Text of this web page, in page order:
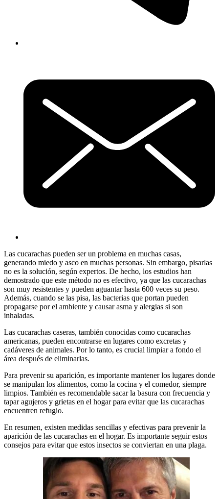
Las cucarachas pueden ser un problema en muchas casas,
generando miedo y asco en muchas personas. Sin embargo, pisarlas
no es la solución, según expertos. De hecho, los estudios han
demostrado que este método no es efectivo, ya que las cucarachas
son muy resistentes y pueden aguantar hasta 600 veces su peso.
Además, cuando se las pisa, las bacterias que portan pueden
propagarse por el ambiente y causar asma y alergias si son
inhaladas.
Las cucarachas caseras, también conocidas como cucarachas
americanas, pueden encontrarse en lugares como excretas y
cadáveres de animales. Por lo tanto, es crucial limpiar a fondo el
área después de eliminarlas.
Para prevenir su aparición, es importante mantener los lugares donde
se manipulan los alimentos, como la cocina y el comedor, siempre
limpios. También es recomendable sacar la basura con frecuencia y
tapar agujeros y grietas en el hogar para evitar que las cucarachas
encuentren refugio.
En resumen, existen medidas sencillas y efectivas para prevenir la
aparición de las cucarachas en el hogar. Es importante seguir estos
consejos para evitar que estos insectos se conviertan en una plaga.